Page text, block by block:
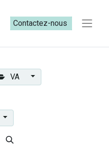
Contactez-nous​​
VA